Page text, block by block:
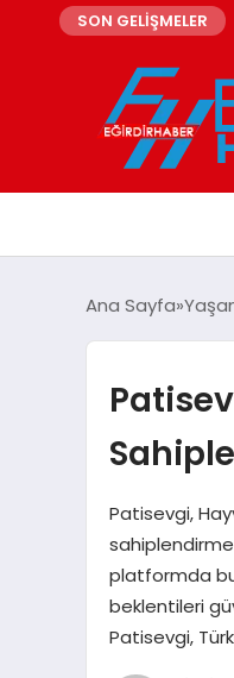
SON GELİŞMELER
Ana Sayfa
Patisevgi,
sahiplendirme
platformda
beklentileri
Patisevgi,